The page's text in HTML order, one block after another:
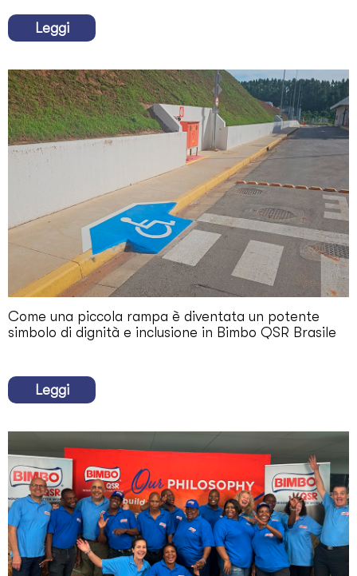
Leggi
Come una piccola rampa è diventata un potente
simbolo di dignità e inclusione in Bimbo QSR Brasile
Leggi